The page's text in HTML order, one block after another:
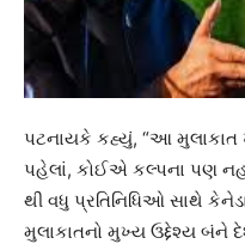
પટનાયકે કહ્યું, “આ મુલાકાત
પહેલાં, કોઈએ કલ્પના પણ
થી વધુ પ્રતિનિધિઓ સાથે
મુલાકાતનો મુખ્ય ઉદ્દેશ્ય બંને